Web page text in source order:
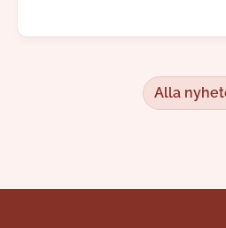
redan i augusti kommer
Alla